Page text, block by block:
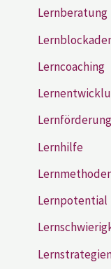
Lernberatung
Lerncoaching
Lernförderung
Lernhilfe
Lernpotential